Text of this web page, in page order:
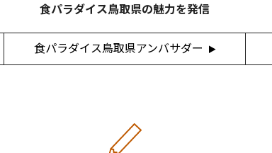
食パラダイス鳥取県の魅力を発信
食パラダイス鳥取県アンバサダー